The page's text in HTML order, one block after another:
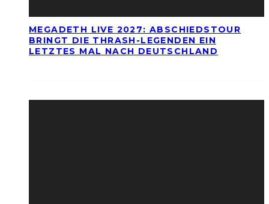
MEGADETH LIVE 2027: ABSCHIEDSTOUR
BRINGT DIE THRASH-LEGENDEN EIN
LETZTES MAL NACH DEUTSCHLAND